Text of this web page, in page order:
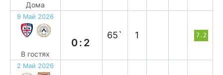
Дома
9 Май 2026
В гостях
0:2
65` 1 7.2
2 Май 2026